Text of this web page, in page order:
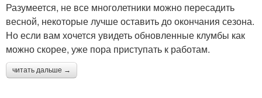
Разумеется, не все многолетники можно пересадить
весной, некоторые лучше оставить до окончания сезона.
Но если вам хочется увидеть обновленные клумбы как
можно скорее, уже пора приступать к работам.
читать дальше →